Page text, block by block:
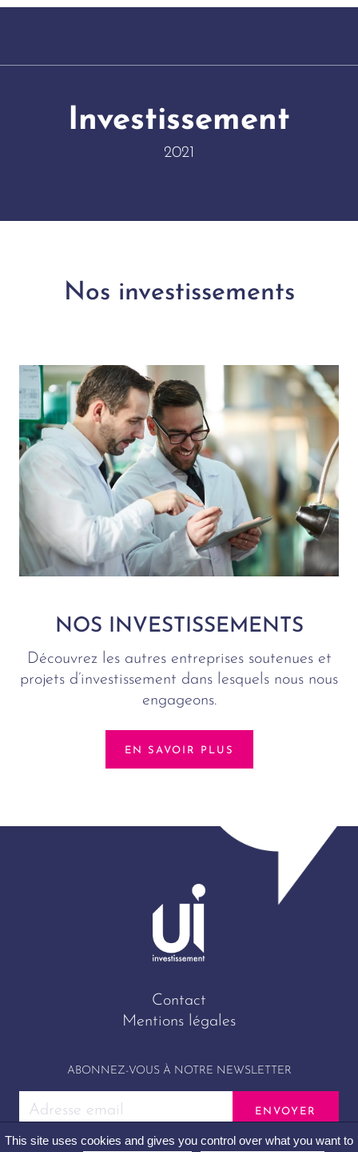
Investissement
2021
Nos investissements
NOS INVESTISSEMENTS
Découvrez les autres entreprises soutenues et
projets d’investissement dans lesquels nous nous
engageons.
EN SAVOIR PLUS
Contact
Mentions légales
ABONNEZ-VOUS À NOTRE NEWSLETTER
This site uses cookies and gives you control over what you want to